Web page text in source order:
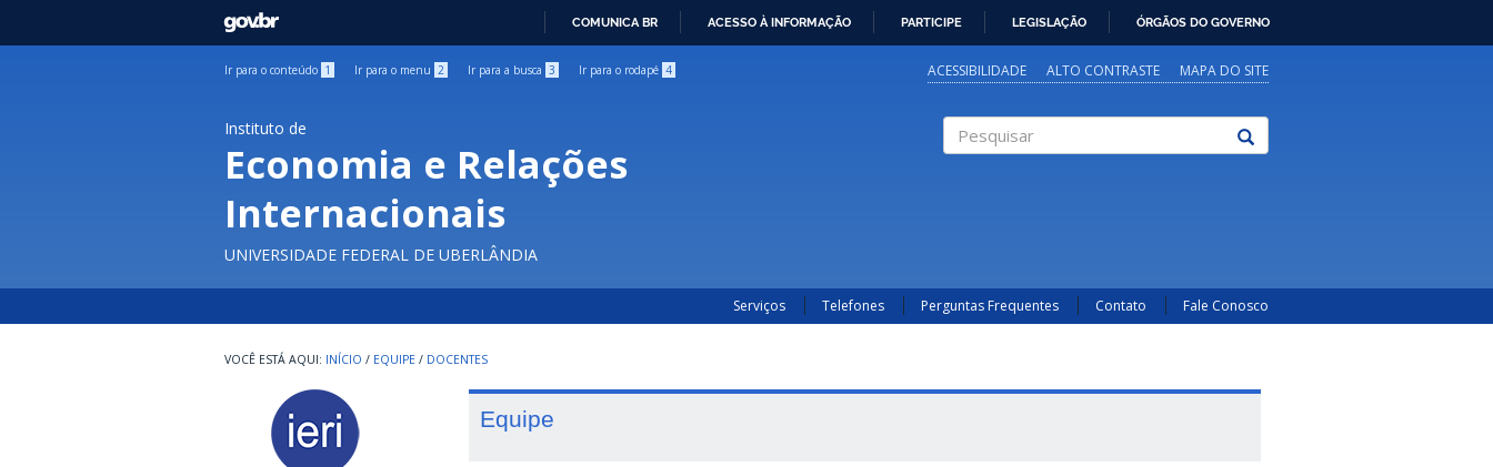
GOVBR
COMUNICA BR ACESSO À INFORMAÇÃO PARTICIPE LEGISLAÇÃO ÓRGÃOS DO GOVERNO
Ir para o conteúdo 1 Ir para o menu 2 Ir para a busca 3 Ir para o rodapé 4 ACESSIBILIDADE ALTO CONTRASTE MAPA DO SITE
Instituto de
Economia e Relações
Internacionais
UNIVERSIDADE FEDERAL DE UBERLÂNDIA
Serviços Telefones Perguntas Frequentes Contato Fale Conosco
INÍCIO / EQUIPE / DOCENTES
Equipe